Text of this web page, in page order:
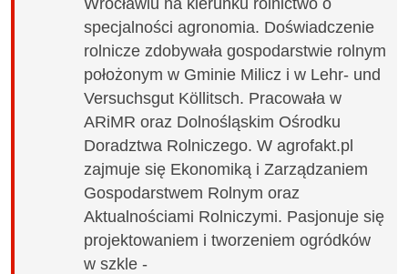
specjalności agronomia. Doświadczenie
rolnicze zdobywała gospodarstwie rolnym
położonym w Gminie Milicz i w Lehr- und
Versuchsgut Köllitsch. Pracowała w
ARiMR oraz Dolnośląskim Ośrodku
Doradztwa Rolniczego. W agrofakt.pl
zajmuje się Ekonomiką i Zarządzaniem
Gospodarstwem Rolnym oraz
Aktualnościami Rolniczymi. Pasjonuje się
projektowaniem i tworzeniem ogródków
w szkle -